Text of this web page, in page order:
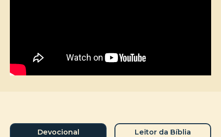
Devocional Leitor da Bíblia